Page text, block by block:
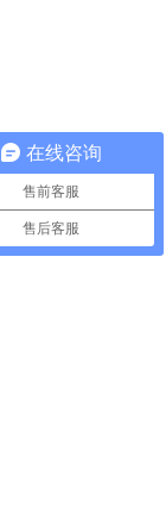
在线咨询
售前客服
售后客服